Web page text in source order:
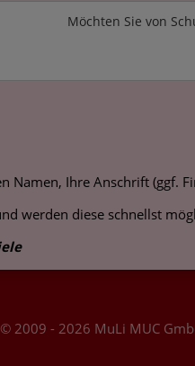
Möchten Sie von
Namen, Ihre Anschrift (ggf.
werden diese schnellst
© 2009 - 2026 MuLi MUC